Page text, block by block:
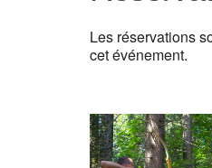
Les réservations
cet événement.